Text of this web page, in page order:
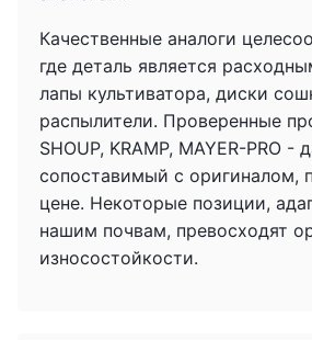
Качественные аналоги
где деталь является
лапы культиватора, диски
распылители. Проверенные
SHOUP, KRAMP, MAYER-PRO -
сопоставимый с оригиналом,
цене. Некоторые позиции,
нашим почвам, превосходят
износостойкости.